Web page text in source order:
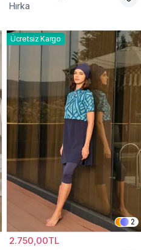
Hırka
Ücretsiz Kargo
2
2.750,00TL